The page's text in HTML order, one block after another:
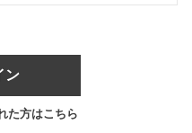
ン
た方はこちら